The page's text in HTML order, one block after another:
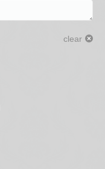
clear